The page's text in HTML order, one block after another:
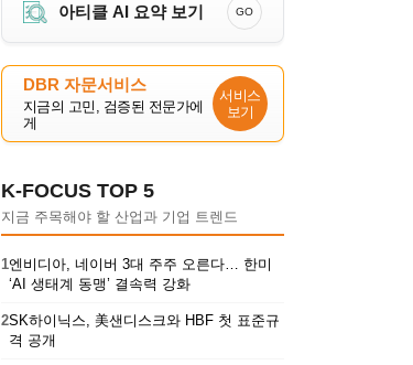
아티클 AI 요약 보기 GO
DBR 자문서비스
지금의 고민, 검증된 전문가에
게
서비스
보기
K-FOCUS TOP 5
지금 주목해야 할 산업과 기업 트렌드
1엔비디아, 네이버 3대 주주 오른다… 한미
‘AI 생태계 동맹’ 결속력 강화
2SK하이닉스, 美샌디스크와 HBF 첫 표준규
격 공개